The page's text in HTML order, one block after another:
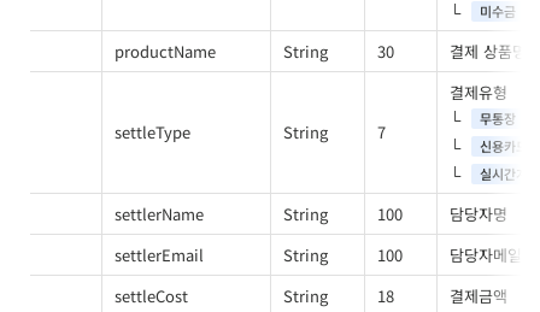
미수금
productName String 30 결제 상품명
settleType String 7
결제유형
무통장
신용카드
실시간계
settlerName String 100
담당자명
settlerEmail
String 100
담당자메일
settleCost
String 18
결제금액